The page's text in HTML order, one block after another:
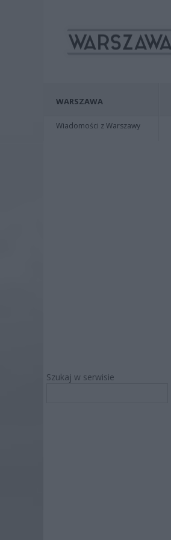
WARSZAWA
Wiadomości z Warszawy
Szukaj w serwisie